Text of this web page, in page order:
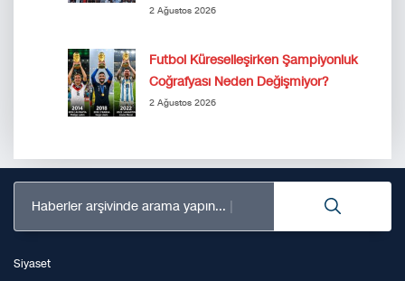
2 Ağustos 2026
Futbol Küreselleşirken Şampiyonluk
Coğrafyası Neden Değişmiyor?
2 Ağustos 2026
Haberler arşivinde arama yapın...
Siyaset